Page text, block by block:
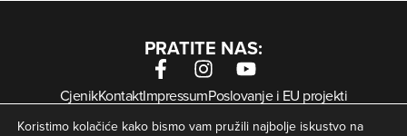
PRATITE NAS:
CjenikKontaktImpressumPoslovanje i EU projekti
Arhiva digitalnih novina
Uvjeti korištenjaZaštita privatnosti
Koristimo kolačiće kako bismo vam pružili najbolje iskustvo na